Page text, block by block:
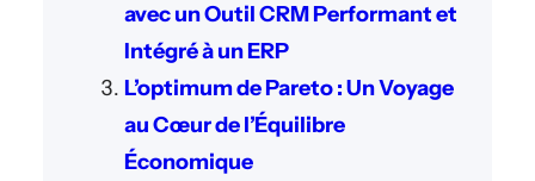
avec un Outil CRM Performant et
Intégré à un ERP
L’optimum de Pareto : Un Voyage
au Cœur de l’Équilibre
Économique